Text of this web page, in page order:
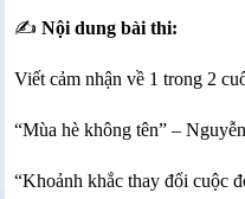
✍️ Nội dung bài thi:
Viết cảm nhận về 1 trong 2
“Mùa hè không tên” –
“Khoảnh khắc thay đổi cuộc